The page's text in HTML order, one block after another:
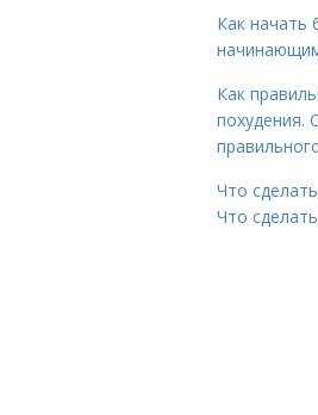
Как начать
Как
похудения.
Что
Что